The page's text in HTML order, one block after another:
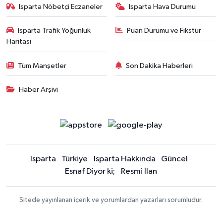
Isparta Nöbetçi Eczaneler Isparta Hava Durumu
Isparta Trafik Yoğunluk
Haritası
Puan Durumu ve Fikstür
Tüm Manşetler Son Dakika Haberleri
Haber Arşivi
Isparta Türkiye Isparta Hakkında
Güncel
Esnaf Diyor ki;
Resmi İlan
Sitede yayınlanan içerik ve yorumlardan yazarları sorumludur.